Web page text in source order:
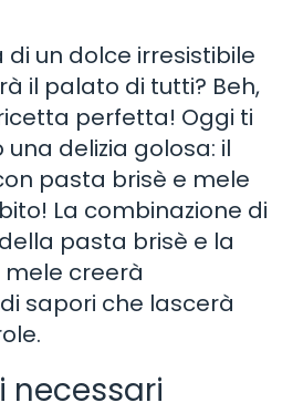
di un dolce irresistibile
il palato di tutti? Beh,
perfetta! Oggi ti
delizia golosa: il
pasta brisè e mele
La combinazione di
pasta brisè e la
mele creerà
sapori che lascerà
necessari